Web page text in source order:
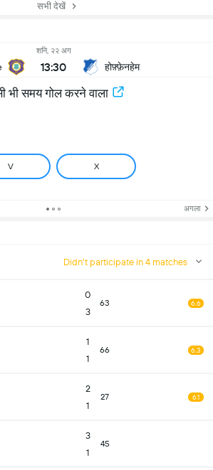
सभी देखें
शनि, २२ अग
13:30 होफ़्फ़ेनहेम
भी समय गोल करने वाला
V X
अगला
Didn't participate in 4 matches
0
3
63 6.6
1
1
66 6.3
2
1
27 6.1
3
1
45